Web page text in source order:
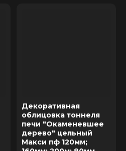
Декоративная
облицовка тоннеля
печи "Окаменевшее
дерево" цельный
Макси пф 120мм;